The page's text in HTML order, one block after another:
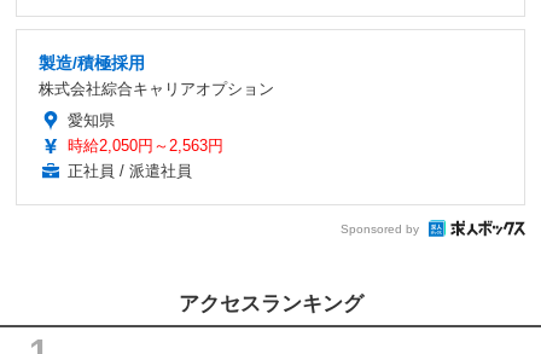
製造/積極採用
株式会社綜合キャリアオプション
愛知県
時給2,050円～2,563円
正社員 / 派遣社員
Sponsored by
アクセスランキング